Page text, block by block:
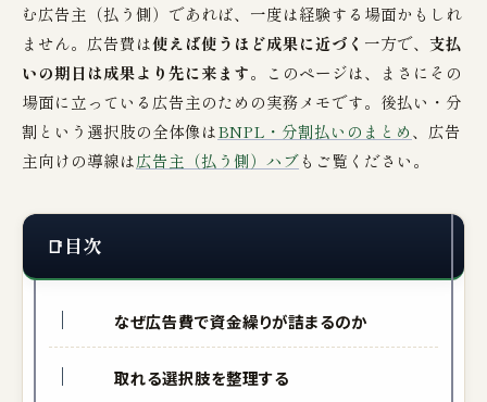
む広告主（払う側）であれば、一度は経験する場面かもしれ
ません。広告費は使えば使うほど成果に近づく 一方で、 支払
いの期日は成果より先に来ます。このページは、まさにその
場面に立っている広告主のための実務メモです。後払い・分
割という選択肢の全体像はBNPL・分割払いのまとめ、広告
主向けの導線は広告主（払う側）ハブもご覧ください。
目次
なぜ広告費で資金繰りが詰まるのか
取れる選択肢を整理する